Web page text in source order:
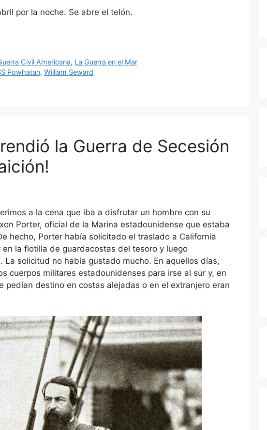
por la noche. Se abre el telón.
Civil Americana, La Guerra en el Mar
Powhatan,William Seward
la Guerra de Secesión
a la cena que iba a disfrutar un hombre con su
Porter, oficial de la Marina estadounidense que estaba
hecho, Porter había solicitado el traslado a California
la flotilla de guardacostas del tesoro y luego
La solicitud no había gustado mucho. En aquellos días,
cuerpos militares estadounidenses para irse al sur y, en
pedían destino en costas alejadas o en el extranjero eran